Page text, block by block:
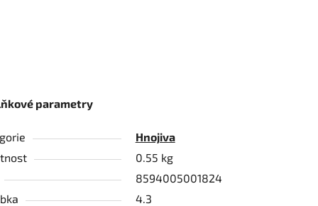
parametry
Hnojiva
0.55 kg
8594005001824
4.3